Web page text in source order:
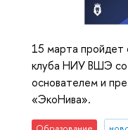
15 марта пройдет
клуба НИУ ВШЭ
основателем и
«ЭкоНива».